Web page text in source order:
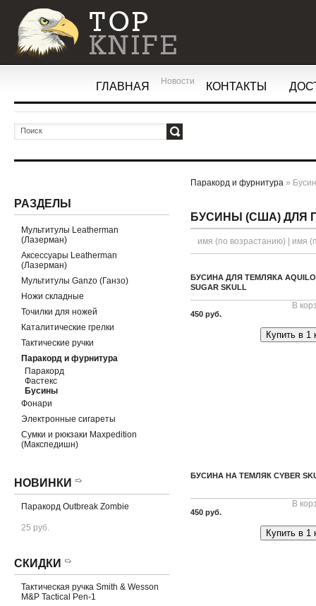
ГЛАВНАЯ Новости КОНТАКТЫ
РАЗДЕЛЫ
Мультитулы Leatherman
(Лазерман)
Аксессуары Leatherman
(Лазерман)
Мультитулы Ganzo (Ганзо)
Ножи складные
Точилки для ножей
Каталитические грелки
Тактические ручки
Паракорд и фурнитура
Паракорд
Фастекс
Бусины
Фонари
Электронные сигареты
Сумки и рюкзаки Maxpedition
(Макспедишн)
НОВИНКИ
Паракорд Outbreak Zombie
25 руб.
СКИДКИ
Тактическая ручка Smith & Wesson
M&P Tactical Pen-1
Паракорд и фурнитура »
БУСИНЫ (США) ДЛЯ
имя (по возрастанию) | имя
БУСИНА ДЛЯ ТЕМЛЯКА AQUILO
SUGAR SKULL
450 руб.
В
Купить в 1
БУСИНА НА ТЕМЛЯК CYBER
450 руб.
В
Купить в 1